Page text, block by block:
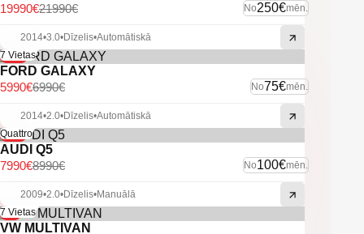
No250€mēn.
21990€
19990€
2014•3.0•Dīzelis•Automātiskā
-14%
7 Vietas
FORD GALAXY
No75€mēn.
6990€
5990€
2014•2.0•Dīzelis•Automātiskā
-11%
Quattro
AUDI Q5
No100€mēn.
8990€
7990€
2009•2.0•Dīzelis•Manuālā
-4%
7 Vietas
VW MULTIVAN